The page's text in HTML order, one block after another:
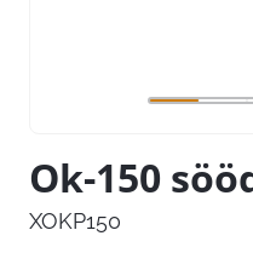
Ok-150
XOKP150